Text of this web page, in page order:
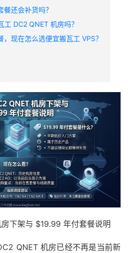
还会补货吗？
DC2 QNET 机房吗？
现在怎么选便宜搬瓦工 VPS？
下架与 $19.99 年付套餐说明
QNET 机房已经不再是当前新